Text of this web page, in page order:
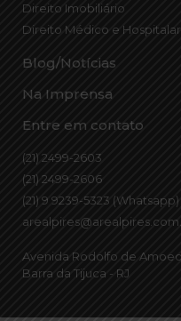
Direito Imobiliário
Direito Médico e Hospitalar
Blog/Notícias
Na Imprensa
Entre em contato
(21) 2499-2603
(21) 2499-2606
(21) 9 9239-5323 (Whatsapp)
Avenida Rodolfo de
Barra da Tijuca - RJ